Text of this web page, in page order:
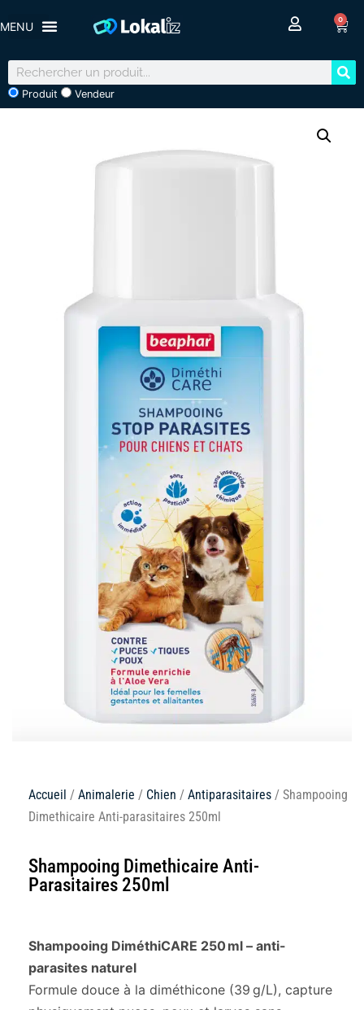
0
Produit Vendeur
Accueil / Animalerie / Chien / Antiparasitaires / Shampooing
Dimethicaire Anti-parasitaires 250ml
Shampooing Dimethicaire Anti-
Parasitaires 250ml
Shampooing DiméthiCARE 250 ml – anti-
parasites naturel
Formule douce à la diméthicone (39 g/L), capture